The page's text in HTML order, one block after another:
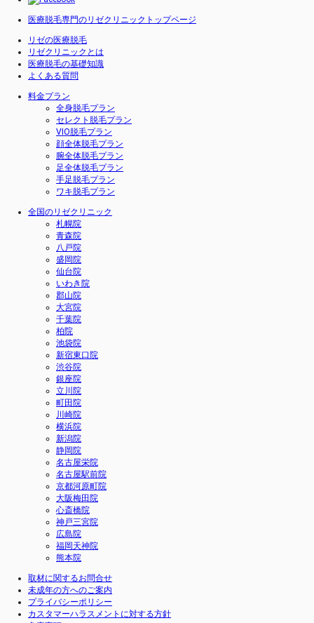
医療脱毛専門のリゼクリニックトップページ
リゼの医療脱毛
リゼクリニックとは
医療脱毛の基礎知識
よくある質問
料金プラン
全身脱毛プラン
セレクト脱毛プラン
VIO脱毛プラン
顔全体脱毛プラン
腕全体脱毛プラン
足全体脱毛プラン
手足脱毛プラン
ワキ脱毛プラン
全国のリゼクリニック
札幌院
青森院
八戸院
盛岡院
仙台院
いわき院
郡山院
大宮院
千葉院
柏院
池袋院
新宿東口院
渋谷院
銀座院
立川院
町田院
川崎院
横浜院
新潟院
静岡院
名古屋栄院
名古屋駅前院
京都河原町院
大阪梅田院
心斎橋院
神戸三宮院
広島院
福岡天神院
熊本院
取材に関するお問合せ
未成年の方へのご案内
プライバシーポリシー
カスタマーハラスメントに対する方針